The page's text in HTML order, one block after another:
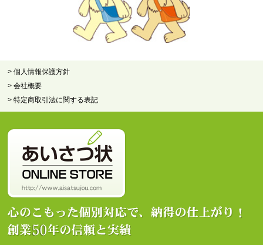
> 個人情報保護方針
> 会社概要
> 特定商取引法に関する表記